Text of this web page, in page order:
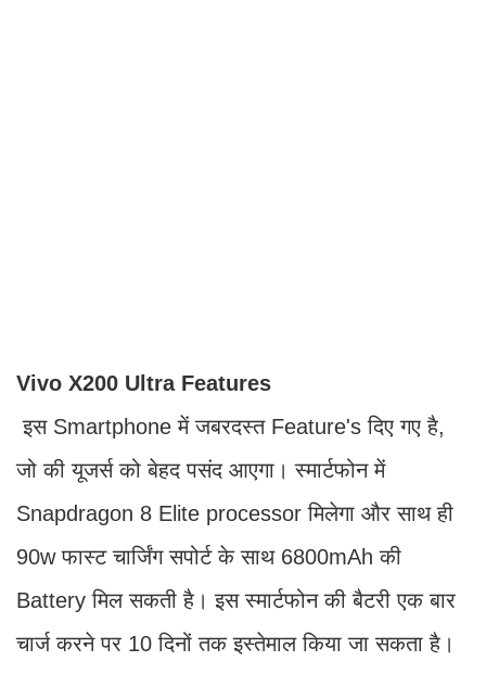
Vivo X200 Ultra Features
इस Smartphone में जबरदस्त Feature's दिए गए है,
जो की यूजर्स को बेहद पसंद आएगा। स्मार्टफोन में
Snapdragon 8 Elite processor मिलेगा और साथ ही
90w फास्ट चार्जिंग सपोर्ट के साथ 6800mAh की
Battery मिल सकती है। इस स्मार्टफोन की बैटरी एक बार
चार्ज करने पर 10 दिनों तक इस्तेमाल किया जा सकता है।